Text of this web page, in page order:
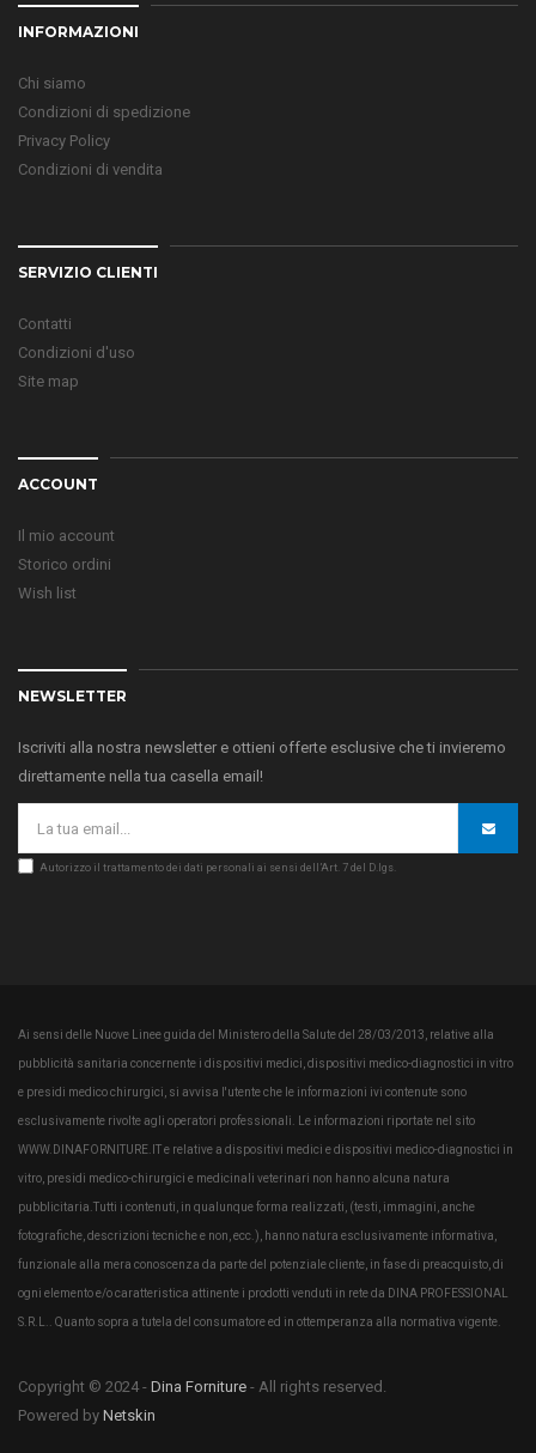
INFORMAZIONI
Chi siamo
Condizioni di spedizione
Privacy Policy
Condizioni di vendita
SERVIZIO CLIENTI
Contatti
Condizioni d'uso
Site map
ACCOUNT
Il mio account
Storico ordini
Wish list
NEWSLETTER
Iscriviti alla nostra newsletter e ottieni offerte esclusive che ti invieremo
direttamente nella tua casella email!
Autorizzo il trattamento dei dati personali ai sensi dell’Art. 7 del D.lgs.
Ai sensi delle Nuove Linee guida del Ministero della Salute del 28/03/2013, relative alla
pubblicità sanitaria concernente i dispositivi medici, dispositivi medico-diagnostici in vitro
e presidi medico chirurgici, si avvisa l'utente che le informazioni ivi contenute sono
esclusivamente rivolte agli operatori professionali. Le informazioni riportate nel sito
WWW.DINAFORNITURE.IT e relative a dispositivi medici e dispositivi medico-diagnostici in
vitro, presidi medico-chirurgici e medicinali veterinari non hanno alcuna natura
pubblicitaria.Tutti i contenuti, in qualunque forma realizzati, (testi, immagini, anche
fotografiche, descrizioni tecniche e non, ecc.), hanno natura esclusivamente informativa,
funzionale alla mera conoscenza da parte del potenziale cliente, in fase di preacquisto, di
ogni elemento e/o caratteristica attinente i prodotti venduti in rete da DINA PROFESSIONAL
S.R.L.. Quanto sopra a tutela del consumatore ed in ottemperanza alla normativa vigente.
Copyright © 2024 - Dina Forniture - All rights reserved.
Powered by Netskin